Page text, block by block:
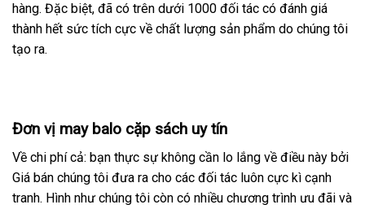
hàng. Đặc biệt, đã có trên dưới 1000 đối tác có đánh giá
thành hết sức tích cực về chất lượng sản phẩm do chúng tôi
tạo ra.
Đơn vị may balo cặp sách uy tín
Về chi phí cả: bạn thực sự không cần lo lắng về điều này bởi
Giá bán chúng tôi đưa ra cho các đối tác luôn cực kì cạnh
tranh. Hình như chúng tôi còn có nhiều chương trình ưu đãi và